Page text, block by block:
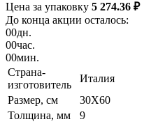
Цена за упаковку 5 274.36 ₽
До конца акции осталось:
00дн.
00час.
00мин.
Страна-
изготовитель
Италия
Размер, см
30X60
Толщина, мм
9